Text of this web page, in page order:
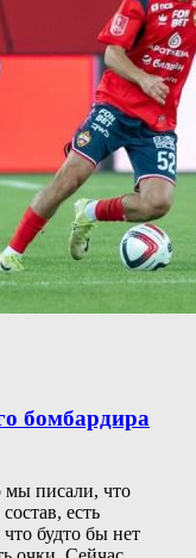
бомбардира
мы писали, что
есть
будто бы нет